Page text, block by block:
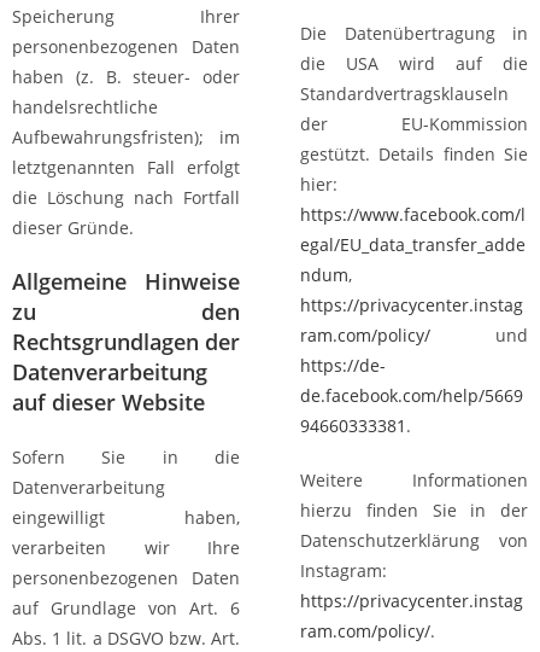
Speicherung Ihrer
personenbezogenen Daten
haben (z. B. steuer- oder
handelsrechtliche
Aufbewahrungsfristen); im
letztgenannten Fall erfolgt
die Löschung nach Fortfall
dieser Gründe.
Allgemeine Hinweise
zu den
Rechtsgrundlagen der
Datenverarbeitung
auf dieser Website
Sofern Sie in die
Datenverarbeitung
eingewilligt haben,
verarbeiten wir Ihre
personenbezogenen Daten
auf Grundlage von Art. 6
Abs. 1 lit. a DSGVO bzw. Art.
Die Datenübertragung in
die USA wird auf die
Standardvertragsklauseln
der EU-Kommission
gestützt. Details finden Sie
hier:
https://www.facebook.com/l
egal/EU_data_transfer_adde
ndum,
https://privacycenter.instag
ram.com/policy/ und
https://de-
de.facebook.com/help/5669
94660333381 .
Weitere Informationen
hierzu finden Sie in der
Datenschutzerklärung von
Instagram:
https://privacycenter.instag
ram.com/policy/.